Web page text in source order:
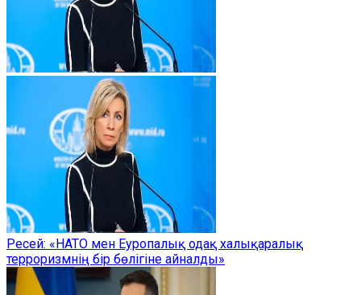
Ресей: «НАТО мен Еуропалық одақ халықаралық
терроризмнің бір бөлігіне айналды»